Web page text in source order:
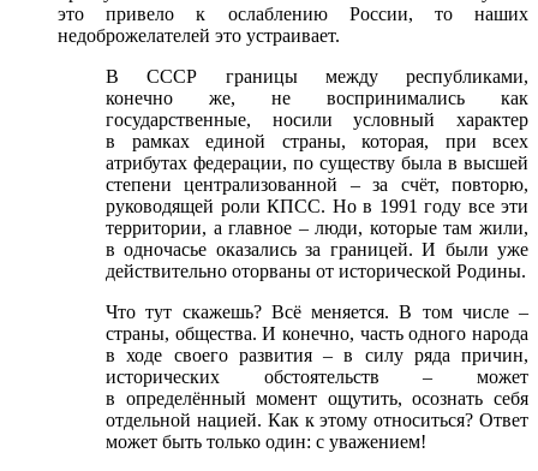
это привело к ослаблению России, то наших
недоброжелателей это устраивает.
В СССР границы между республиками,
конечно же, не воспринимались как
государственные, носили условный характер
в рамках единой страны, которая, при всех
атрибутах федерации, по существу была в высшей
степени централизованной – за счёт, повторю,
руководящей роли КПСС. Но в 1991 году все эти
территории, а главное – люди, которые там жили,
в одночасье оказались за границей. И были уже
действительно оторваны от исторической Родины.
Что тут скажешь? Всё меняется. В том числе –
страны, общества. И конечно, часть одного народа
в ходе своего развития – в силу ряда причин,
исторических обстоятельств – может
в определённый момент ощутить, осознать себя
отдельной нацией. Как к этому относиться? Ответ
может быть только один: с уважением!